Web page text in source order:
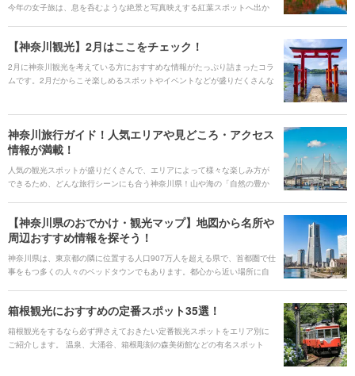
今年の女子旅は、息を呑むような絶景と写真映えする紅葉スポットへ出か
す。気になる宿を見つけたら、心からおすすめできる宿泊施設のみをご紹
(https://rlx.jp/)</u></b>で予約しましょう。 提供：KDDI株式会社
【神奈川観光】2月はここをチェック！
2月に神奈川観光を考えている方におすすめな情報がたっぷり詰まったコラ
ムです。2月だからこそ楽しめるスポットやイベントなどが盛りだくさんな
神奈川旅行ガイド！人気エリアや見どころ・アクセス
情報が満載！
人気の観光スポットが盛りだくさんで、エリアによって様々な楽しみ方が
できるため、どんな旅行シーンにも合う神奈川県！山や海の「自然の豊か
まり知られていない魅力的なエリアもたくさんあります。また、自然豊か
な環境から生まれる「新鮮な魚と野菜」によるご当地グルメも盛りだくさ
川県の旅行情報をご紹介します。
【神奈川県のおでかけ・観光マップ】地図から名所や
周辺おすすめ情報を探そう！
神奈川県は、東京都の隣に位置する人口907万人を超える県で、首都圏で仕
事をもつ多くの人々のベッドタウンでもあります。都心から近い場所に自
旅の計画を立ててみましょう。
箱根観光におすすめの定番スポット35選！
箱根観光をするなら必ず押さえておきたい定番観光スポットをエリア別に
ご紹介します。 温泉、大涌谷、箱根彫刻の森美術館などの有名スポット